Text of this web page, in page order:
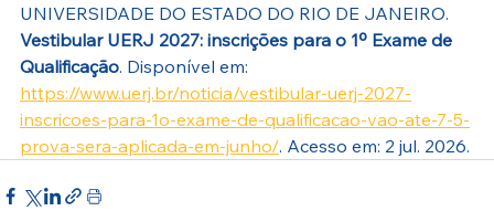
UNIVERSIDADE DO ESTADO DO RIO DE JANEIRO.
Vestibular UERJ 2027: inscrições para o 1º Exame de
Qualificação. Disponível em:
https://www.uerj.br/noticia/vestibular-uerj-2027-
inscricoes-para-1o-exame-de-qualificacao-vao-ate-7-5-
prova-sera-aplicada-em-junho/. Acesso em: 2 jul. 2026.